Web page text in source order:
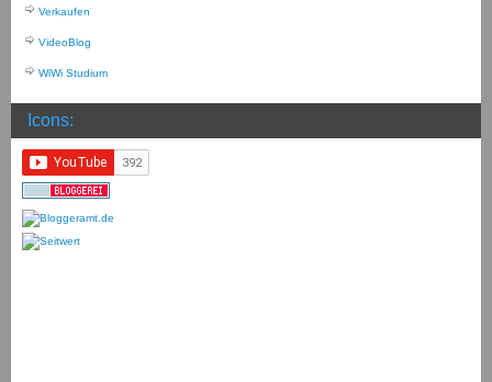
Verkaufen
VideoBlog
WiWi Studium
Icons: